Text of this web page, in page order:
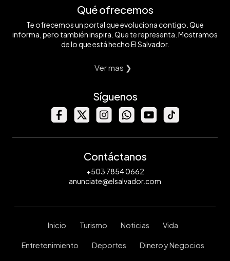
Qué ofrecemos
Te ofrecemos un portal que evoluciona contigo. Que
informa, pero también inspira. Que te representa. Mostramos
de lo que está hecho El Salvador.
Ver mas ❯
Síguenos
Contáctanos
+503 7854 0662
anunciate@elsalvador.com
Inicio Turismo Noticias Vida
Entretenimiento Deportes Dinero y Negocios